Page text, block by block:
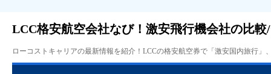
LCC格安航空会社なび！激安飛行機会社の比較
ローコストキャリアの最新情報を紹介！LCCの格安航空券で「激安国内旅行